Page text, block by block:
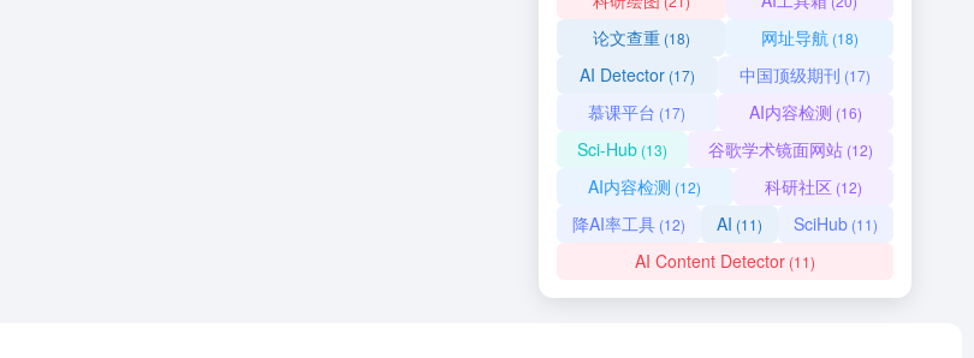
论文查重(18) 网址导航 (18)
AI Detector(17) 中国顶级期刊 (17)
慕课平台 (17) AI内容检测 (16)
Sci-Hub (13) 谷歌学术镜面网站 (12)
AI内容检测 (12) 科研社区 (12)
降AI率工具 (12) AI (11) SciHub (11)
AI Content Detector (11)